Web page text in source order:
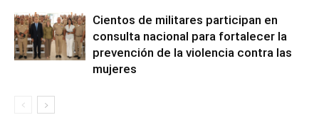
Cientos de militares participan en
consulta nacional para fortalecer la
prevención de la violencia contra las
mujeres